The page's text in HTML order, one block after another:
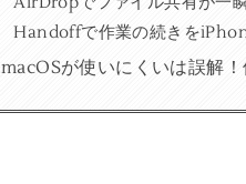
Handoffで作業の続きを
macOSが使いにくいは誤解